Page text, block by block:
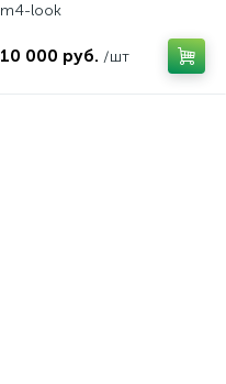
m4-look
10 000 руб. /шт